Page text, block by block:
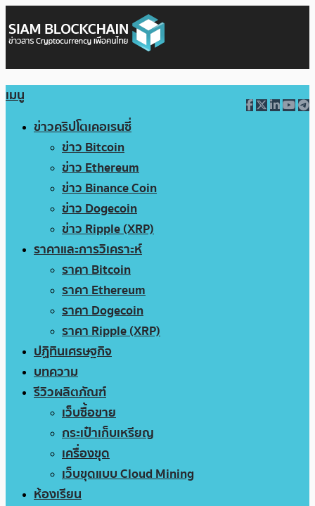
เมนู
ข่าวคริปโตเคอเรนซี่
ข่าว Bitcoin
ข่าว Ethereum
ข่าว Binance Coin
ข่าว Dogecoin
ข่าว Ripple (XRP)
ราคาและการวิเคราะห์
ราคา Bitcoin
ราคา Ethereum
ราคา Dogecoin
ราคา Ripple (XRP)
ปฏิทินเศรษฐกิจ
บทความ
รีวิวผลิตภัณฑ์
เว็บซื้อขาย
กระเป๋าเก็บเหรียญ
เครื่องขุด
เว็บขุดแบบ Cloud Mining
ห้องเรียน